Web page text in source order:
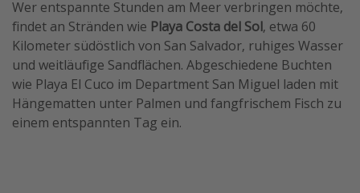
Wer entspannte Stunden am Meer verbringen möchte,
findet an Stränden wie Playa Costa del Sol, etwa 60
Kilometer südöstlich von San Salvador, ruhiges Wasser
und weitläufige Sandflächen. Abgeschiedene Buchten
wie Playa El Cuco im Department San Miguel laden mit
Hängematten unter Palmen und fangfrischem Fisch zu
einem entspannten Tag ein.